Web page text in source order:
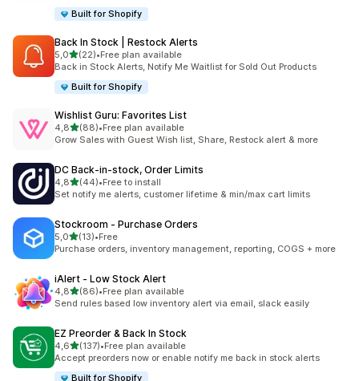
Built for Shopify
Back In Stock | Restock Alerts
5,0na 5 gwiazdek
(22)
Łączna liczba recenzji: 22
•Free plan available
Back in Stock Alerts, Notify Me Waitlist for Sold Out Products
Built for Shopify
Wishlist Guru: Favorites List
4,8na 5 gwiazdek
(88)
Łączna liczba recenzji: 88
•Free plan available
Grow Sales with Guest Wish list, Share, Restock alert & more
DC Back‑in‑stock, Order Limits
4,8na 5 gwiazdek
(44)
Łączna liczba recenzji: 44
•Free to install
Set notify me alerts, customer lifetime & min/max cart limits
Stockroom ‑ Purchase Orders
5,0na 5 gwiazdek
(13)
Łączna liczba recenzji: 13
•Free
Purchase orders, inventory management, reporting, COGS + more
iAlert ‑ Low Stock Alert
4,8na 5 gwiazdek
(86)
Łączna liczba recenzji: 86
•Free plan available
Send rules based low inventory alert via email, slack easily
EZ Preorder & Back In Stock
4,6na 5 gwiazdek
(137)
Łączna liczba recenzji: 137
•Free plan available
Accept preorders now or enable notify me back in stock alerts
Built for Shopify